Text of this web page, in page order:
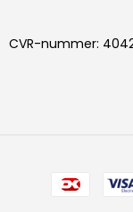
CVR-nummer: